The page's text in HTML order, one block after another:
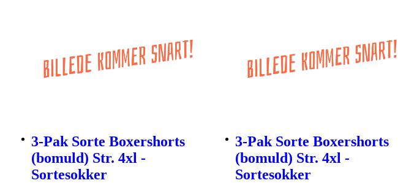
3-Pak Sorte Boxershorts
(bomuld) Str. 4xl -
Sortesokker
3-Pak Sorte Boxershorts
(bomuld) Str. 4xl -
Sortesokker